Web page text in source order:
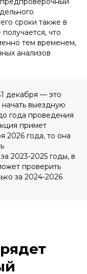
сроки также в
что
тем временем,
анализов
декабря — это
выездную
года проведения
примет
2026 года, то она
2023-2025 годы, в
проверить
за 2024-2026